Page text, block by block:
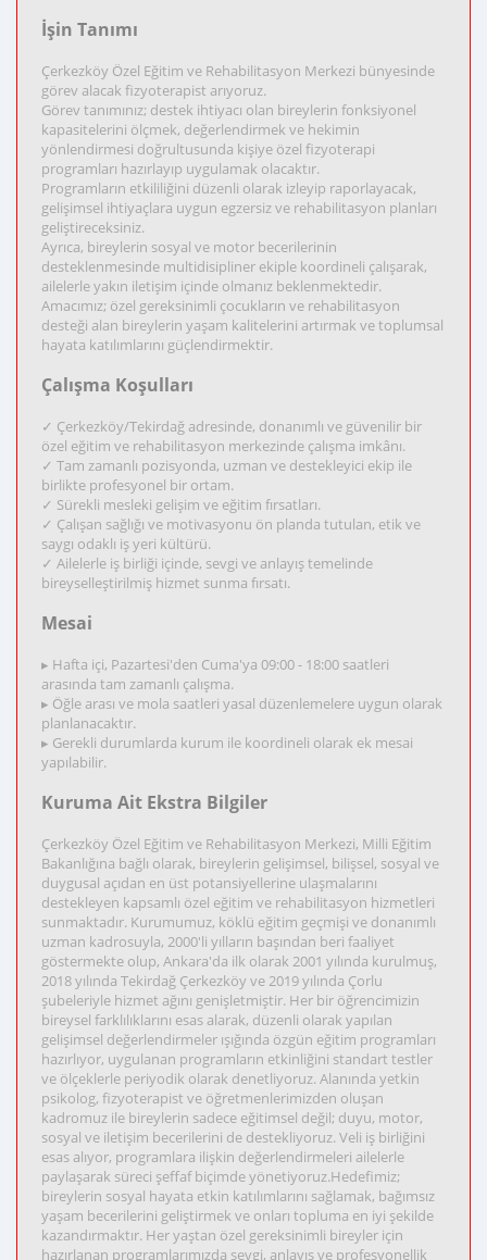
İşin Tanımı
Çerkezköy Özel Eğitim ve Rehabilitasyon Merkezi bünyesinde
görev alacak fizyoterapist arıyoruz.
Görev tanımınız; destek ihtiyacı olan bireylerin fonksiyonel
kapasitelerini ölçmek, değerlendirmek ve hekimin
yönlendirmesi doğrultusunda kişiye özel fizyoterapi
programları hazırlayıp uygulamak olacaktır.
Programların etkililiğini düzenli olarak izleyip raporlayacak,
gelişimsel ihtiyaçlara uygun egzersiz ve rehabilitasyon planları
geliştireceksiniz.
Ayrıca, bireylerin sosyal ve motor becerilerinin
desteklenmesinde multidisipliner ekiple koordineli çalışarak,
ailelerle yakın iletişim içinde olmanız beklenmektedir.
Amacımız; özel gereksinimli çocukların ve rehabilitasyon
desteği alan bireylerin yaşam kalitelerini artırmak ve toplumsal
hayata katılımlarını güçlendirmektir.
Çalışma Koşulları
✓ Çerkezköy/Tekirdağ adresinde, donanımlı ve güvenilir bir
özel eğitim ve rehabilitasyon merkezinde çalışma imkânı.
✓ Tam zamanlı pozisyonda, uzman ve destekleyici ekip ile
birlikte profesyonel bir ortam.
✓ Sürekli mesleki gelişim ve eğitim fırsatları.
✓ Çalışan sağlığı ve motivasyonu ön planda tutulan, etik ve
saygı odaklı iş yeri kültürü.
✓ Ailelerle iş birliği içinde, sevgi ve anlayış temelinde
bireyselleştirilmiş hizmet sunma fırsatı.
Mesai
▸ Hafta içi, Pazartesi'den Cuma'ya 09:00 - 18:00 saatleri
arasında tam zamanlı çalışma.
▸ Öğle arası ve mola saatleri yasal düzenlemelere uygun olarak
planlanacaktır.
▸ Gerekli durumlarda kurum ile koordineli olarak ek mesai
yapılabilir.
Kuruma Ait Ekstra Bilgiler
Çerkezköy Özel Eğitim ve Rehabilitasyon Merkezi, Milli Eğitim
Bakanlığına bağlı olarak, bireylerin gelişimsel, bilişsel, sosyal ve
duygusal açıdan en üst potansiyellerine ulaşmalarını
destekleyen kapsamlı özel eğitim ve rehabilitasyon hizmetleri
sunmaktadır. Kurumumuz, köklü eğitim geçmişi ve donanımlı
uzman kadrosuyla, 2000'li yılların başından beri faaliyet
göstermekte olup, Ankara'da ilk olarak 2001 yılında kurulmuş,
2018 yılında Tekirdağ Çerkezköy ve 2019 yılında Çorlu
şubeleriyle hizmet ağını genişletmiştir. Her bir öğrencimizin
bireysel farklılıklarını esas alarak, düzenli olarak yapılan
gelişimsel değerlendirmeler ışığında özgün eğitim programları
hazırlıyor, uygulanan programların etkinliğini standart testler
ve ölçeklerle periyodik olarak denetliyoruz. Alanında yetkin
psikolog, fizyoterapist ve öğretmenlerimizden oluşan
kadromuz ile bireylerin sadece eğitimsel değil; duyu, motor,
sosyal ve iletişim becerilerini de destekliyoruz. Veli iş birliğini
esas alıyor, programlara ilişkin değerlendirmeleri ailelerle
paylaşarak süreci şeffaf biçimde yönetiyoruz.Hedefimiz;
bireylerin sosyal hayata etkin katılımlarını sağlamak, bağımsız
yaşam becerilerini geliştirmek ve onları topluma en iyi şekilde
kazandırmaktır. Her yaştan özel gereksinimli bireyler için
hazırlanan programlarımızda sevgi, anlayış ve profesyonellik